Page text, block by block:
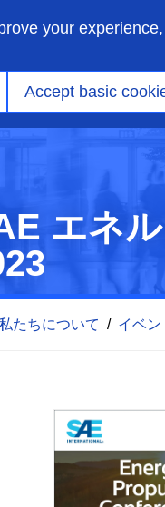
your
Accept basic
品 アプリケーシ
エネ
たちについて / イベン